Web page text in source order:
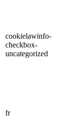
cookielawinfo-
checkbox-
uncategorized
fr